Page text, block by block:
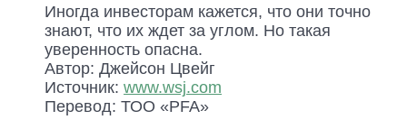
Иногда инвесторам кажется, что они точно
знают, что их ждет за углом. Но такая
уверенность опасна.
Автор: Джейсон Цвейг
Источник: www.wsj.com
Перевод: ТОО «PFA»